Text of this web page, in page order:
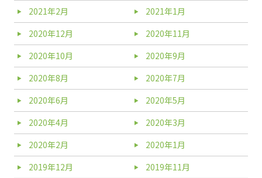
2021年2月
2021年1月
2020年12月
2020年11月
2020年10月
2020年9月
2020年8月
2020年7月
2020年6月
2020年5月
2020年4月
2020年3月
2020年2月
2020年1月
2019年12月
2019年11月